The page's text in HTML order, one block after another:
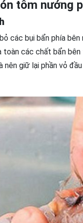
tôm nướng
các bụi bẩn phía
các chất bẩn bên
nên giữ lại phần vỏ